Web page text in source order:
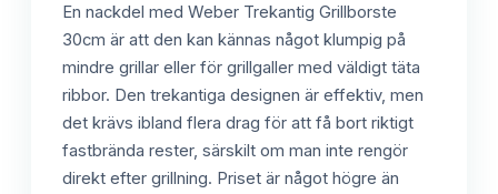
En nackdel med Weber Trekantig Grillborste
30cm är att den kan kännas något klumpig på
mindre grillar eller för grillgaller med väldigt täta
ribbor. Den trekantiga designen är effektiv, men
det krävs ibland flera drag för att få bort riktigt
fastbrända rester, särskilt om man inte rengör
direkt efter grillning. Priset är något högre än